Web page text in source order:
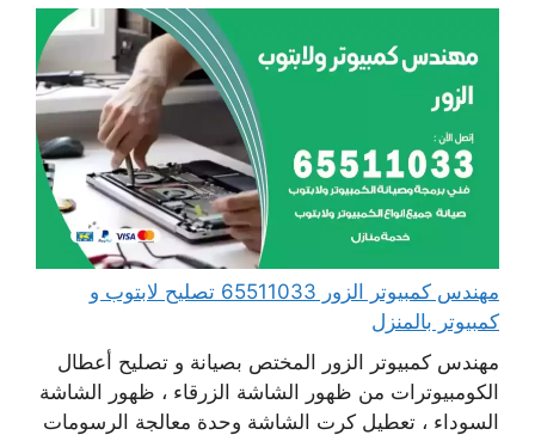
مهندس كمبيوتر الزور 65511033 تصليح لابتوب و
كمبيوتر بالمنزل
مهندس كمبيوتر الزور المختص بصيانة و تصليح أعطال
الكومبيوترات من ظهور الشاشة الزرقاء ، ظهور الشاشة
السوداء ، تعطيل كرت الشاشة وحدة معالجة الرسومات